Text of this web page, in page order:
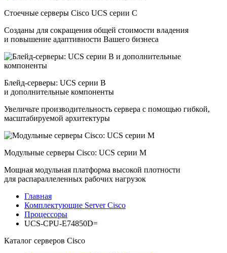
Стоечные серверы Cisco UCS серии C
Созданы для сокращения общей стоимости владения
и повышение адаптивности Вашего бизнеса
Блейд-серверы: UCS серии B
и дополнительные компоненты
Увеличьте производительность сервера с помощью гибкой,
масштабируемой архитектуры
Модульные серверы Cisco: UCS серии M
Мощная модульная платформа высокой плотности
для распараллеленных рабочих нагрузок
Главная
Комплектующие Server Cisco
Процессоры
UCS-CPU-E74850D=
Каталог серверов Cisco